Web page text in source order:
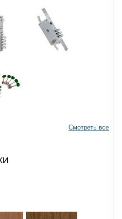
Смотреть все